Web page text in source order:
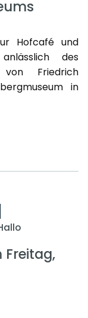
Hofcafé und
anlässlich des
Friedrich
in